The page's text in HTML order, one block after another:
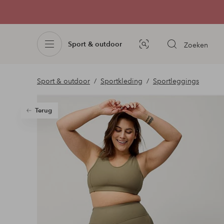
Sport & outdoor
Afbeelding
Zoeken
Sport & outdoor Sportkleding Sportleggings
Terug